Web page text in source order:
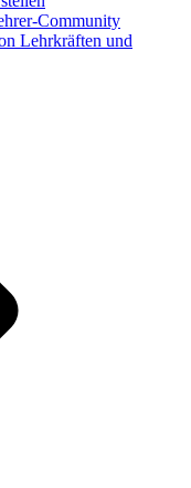
Community
Lehrkräften und